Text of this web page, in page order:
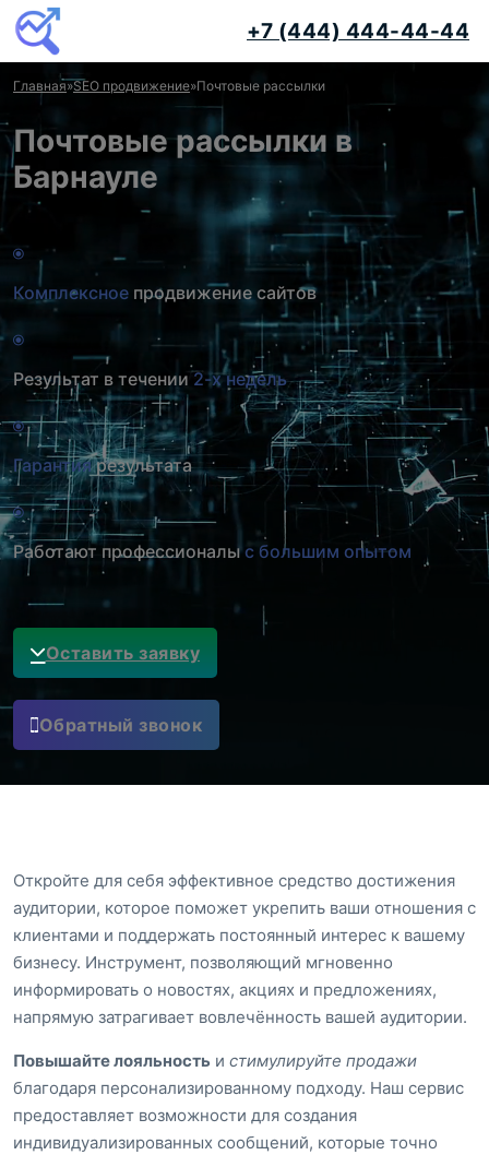
+7 (444) 444-44-44
Главная»SEO продвижение»Почтовые рассылки
Почтовые рассылки в
Барнауле
Комплексное продвижение сайтов
Результат в течении2-х недель
Гарантиярезультата
Работают профессионалыс большим опытом
Оставить заявку
Обратный звонок
Откройте для себя эффективное средство достижения
аудитории, которое поможет укрепить ваши отношения с
клиентами и поддержать постоянный интерес к вашему
бизнесу. Инструмент, позволяющий мгновенно
информировать о новостях, акциях и предложениях,
напрямую затрагивает вовлечённость вашей аудитории.
Повышайте лояльность и стимулируйте продажи
благодаря персонализированному подходу. Наш сервис
предоставляет возможности для создания
индивидуализированных сообщений, которые точно